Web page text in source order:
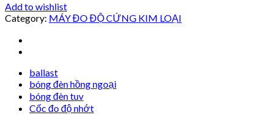
Add to wishlist
Category: MÁY ĐO ĐỘ CỨNG KIM LOẠI
ballast
bóng đèn hồng ngoại
bóng đèn tuv
Cốc đo độ nhớt